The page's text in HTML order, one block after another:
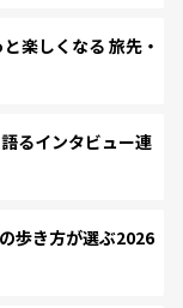
楽しくなる 旅先・
るインタビュー連
歩き方が選ぶ2026